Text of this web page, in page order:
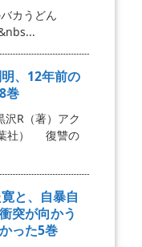
カうどん
、12年前の
巻
沢R（著）アク
葉社） 復讐の
と、自暴自
突が向かう
った5巻